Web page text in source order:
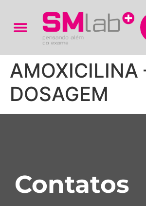
AMOXICILINA
DOSAGEM
Contatos